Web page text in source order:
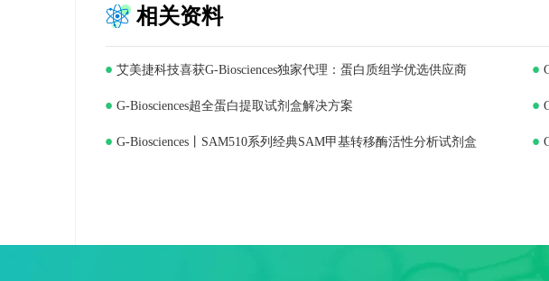
相关资料
艾美捷科技喜获G-Biosciences独家代理：蛋白质组学优选供应商
G-Biosciences超全蛋白提取试剂盒解决方案
G-Biosciences丨SAM510系列经典SAM甲基转移酶活性分析试剂盒